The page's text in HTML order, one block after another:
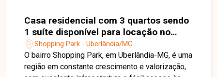
Casa residencial com 3 quartos sendo
1 suíte disponível para locação no
bairro Shopping Park em Uberlândia-
MG
Shopping Park - Uberlândia/MG
O bairro Shopping Park, em Uberlândia-MG, é uma
região em constante crescimento e valorização,